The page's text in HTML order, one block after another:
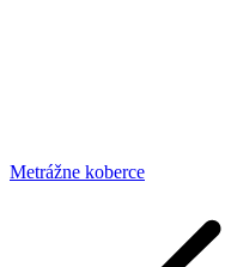
Metrážne koberce